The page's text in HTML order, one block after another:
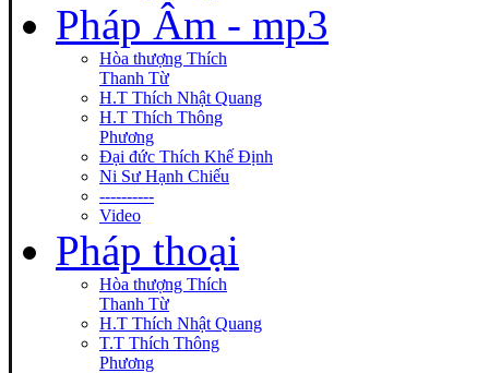
Pháp Âm - mp3
Hòa thượng Thích
Thanh Từ
H.T Thích Nhật Quang
H.T Thích Thông
Phương
Đại đức Thích Khế Định
Ni Sư Hạnh Chiếu
----------
Video
Pháp thoại
Hòa thượng Thích
Thanh Từ
H.T Thích Nhật Quang
T.T Thích Thông
Phương